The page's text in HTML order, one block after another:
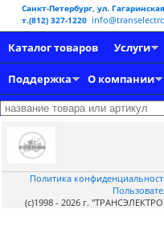
Санкт-Петербург, ул.
т.(812) 327-1220
Каталог товаров Услуги
Поддержка О компании
Политика
(c)1998 - 2026 г.